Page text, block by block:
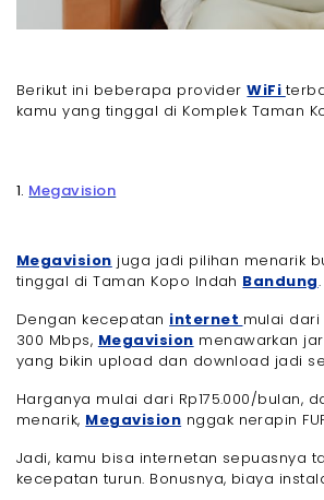
Berikut ini beberapa providerWiFi
kamu yang tinggal di Komplek Taman
1. Megavision
Megavision juga jadi pilihan menarik
tinggal di Taman Kopo Indah Bandung.
Dengan kecepatan internet mulai
300 Mbps, Megavision menawarkan
yang bikin upload dan download jadi
Harganya mulai dari Rp175.000/bulan,
menarik, Megavision nggak nerapin
Jadi, kamu bisa internetan sepuasnya
kecepatan turun. Bonusnya, biaya